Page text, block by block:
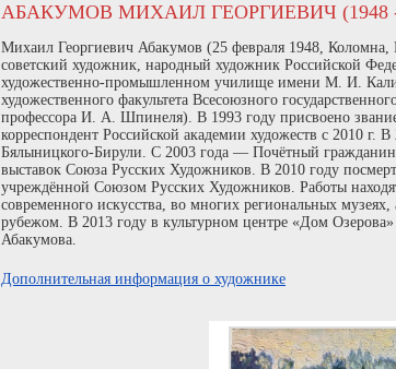
АБАКУМОВ МИХАИЛ ГЕОРГИЕВИЧ (1948 -
Михаил Георгиевич Абакумов (25 февраля 1948,
советский художник, народный художник Российской
художественно-промышленном училище имени М. И.
художественного факультета Всесоюзного
профессора И. А. Шпинеля). В 1993 году присвоено
корреспондент Российской академии художеств с 2010 г.
Бялыницкого-Бирули. С 2003 года — Почётный
выставок Союза Русских Художников. В 2010 году
учреждённой Союзом Русских Художников. Работы
современного искусства, во многих региональных
рубежом. В 2013 году в культурном центре «Дом
Абакумова.
Дополнительная информация о художнике